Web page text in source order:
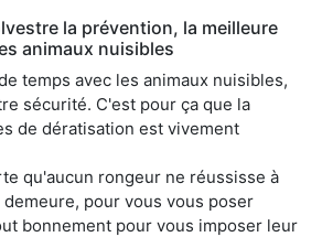
la prévention, la meilleure
animaux nuisibles
temps avec les animaux nuisibles,
sécurité. C'est pour ça que la
de dératisation est vivement
qu'aucun rongeur ne réussisse à
pour vous vous poser
bonnement pour vous imposer leur